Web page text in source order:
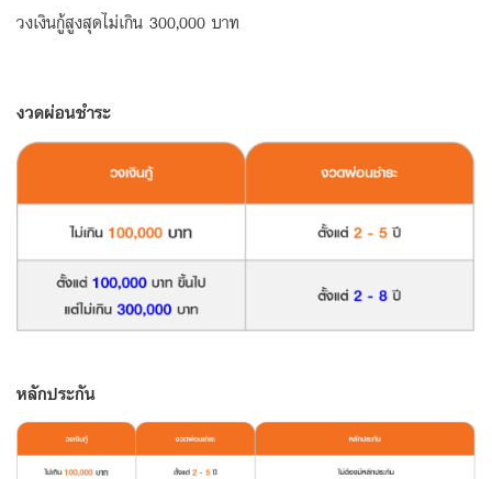
วงเงินกู้สูงสุดไม่เกิน 300,000 บาท
งวดผ่อนชำระ
หลักประกัน